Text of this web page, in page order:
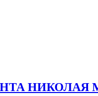
НИКОЛАЯ